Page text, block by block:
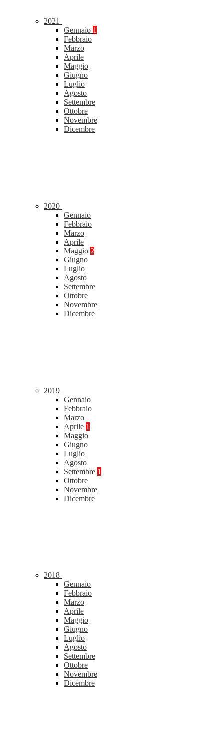
2021
Gennaio 1
Febbraio
Marzo
Aprile
Maggio
Giugno
Luglio
Agosto
Settembre
Ottobre
Novembre
Dicembre
2020
Gennaio
Febbraio
Marzo
Aprile
Maggio 2
Giugno
Luglio
Agosto
Settembre
Ottobre
Novembre
Dicembre
2019
Gennaio
Febbraio
Marzo
Aprile 1
Maggio
Giugno
Luglio
Agosto
Settembre 1
Ottobre
Novembre
Dicembre
2018
Gennaio
Febbraio
Marzo
Aprile
Maggio
Giugno
Luglio
Agosto
Settembre
Ottobre
Novembre
Dicembre